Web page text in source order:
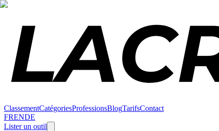
ClassementCatégoriesProfessionsBlogTarifsContact
FRENDE
Lister un outil